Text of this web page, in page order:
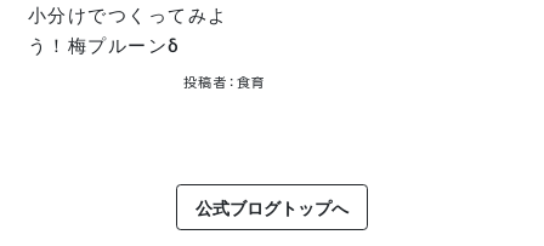
小分けでつくってみよ
う！梅プルーンδ
投稿者：食育
公式ブログトップへ